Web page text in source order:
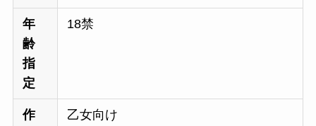
年
齢
指
定
18禁
作
乙女向け